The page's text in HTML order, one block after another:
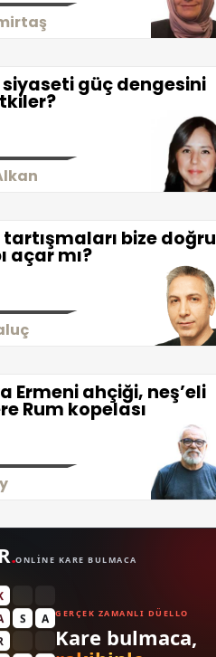
güç dengesini
tartışmaları bize doğru
açar mı?
Ermeni ahçiği, neş’eli
Rum kopelası